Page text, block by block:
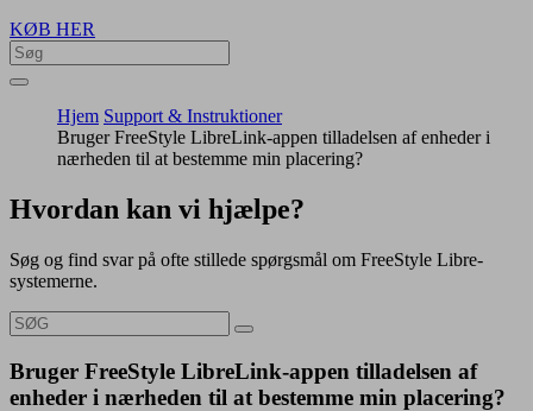
KØB HER
Hjem Support & Instruktioner
Bruger FreeStyle LibreLink-appen tilladelsen af enheder i
nærheden til at bestemme min placering?
Hvordan kan vi hjælpe?
Søg og find svar på ofte stillede spørgsmål om FreeStyle Libre-
systemerne.
Bruger FreeStyle LibreLink-appen tilladelsen af
enheder i nærheden til at bestemme min placering?